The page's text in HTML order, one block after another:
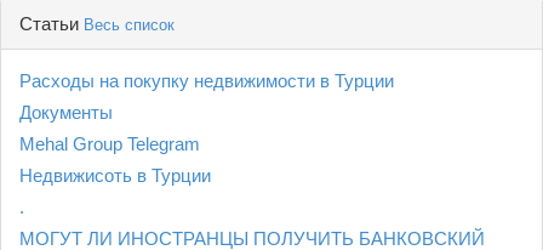
Статьи Весь список
Расходы на покупку недвижимости в Турции
Документы
Mehal Group Telegram
Недвижисоть в Турции
.
МОГУТ ЛИ ИНОСТРАНЦЫ ПОЛУЧИТЬ БАНКОВСКИЙ